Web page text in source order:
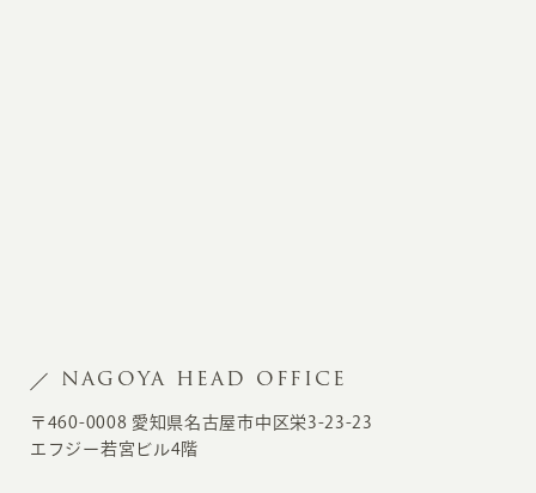
NAGOYA HEAD OFFICE
〒460-0008 愛知県名古屋市中区栄3-23-23
エフジー若宮ビル4階